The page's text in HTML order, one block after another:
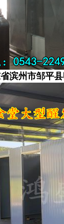
滨州市邹平